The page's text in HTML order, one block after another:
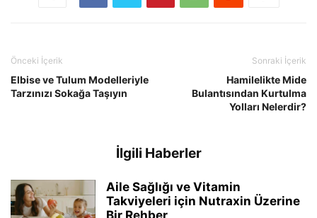
Önceki İçerik
Elbise ve Tulum Modelleriyle
Tarzınızı Sokağa Taşıyın
Sonraki İçerik
Hamilelikte Mide
Bulantısından Kurtulma
Yolları Nelerdir?
İlgili Haberler
Aile Sağlığı ve Vitamin
Takviyeleri için Nutraxin Üzerine